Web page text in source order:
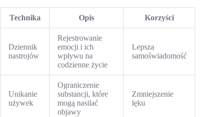
Technika Opis Korzyści
Dziennik
nastrojów
Rejestrowanie
emocji i ich
wpływu na
codzienne życie
Lepsza
samoświadomość
Unikanie
używek
Ograniczenie
substancji, które
mogą nasilać
objawy
Zmniejszenie
lęku